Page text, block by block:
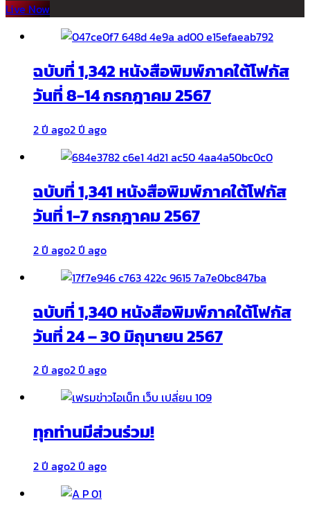
Live Now
ฉบับที่ 1,342 หนังสือพิมพ์ภาคใต้โฟกัส
วันที่ 8-14 กรกฎาคม 2567
2 ปี ago2 ปี ago
ฉบับที่ 1,341 หนังสือพิมพ์ภาคใต้โฟกัส
วันที่ 1-7 กรกฎาคม 2567
2 ปี ago2 ปี ago
ฉบับที่ 1,340 หนังสือพิมพ์ภาคใต้โฟกัส
วันที่ 24 – 30 มิถุนายน 2567
2 ปี ago2 ปี ago
ทุกท่านมีส่วนร่วม!
2 ปี ago2 ปี ago